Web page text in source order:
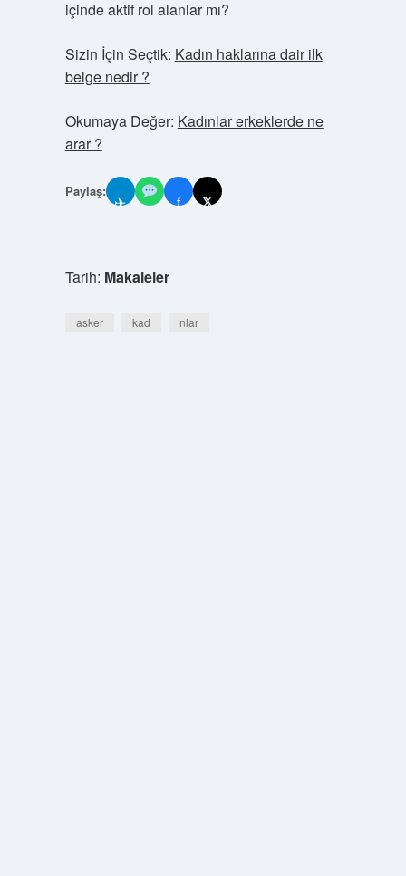
içinde aktif rol alanlar mı?
Sizin İçin Seçtik: Kadın haklarına dair ilk
belge nedir ?
Okumaya Değer: Kadınlar erkeklerde ne
arar ?
Paylaş:
✈ f 𝕏
Tarih: Makaleler
asker kad nlar